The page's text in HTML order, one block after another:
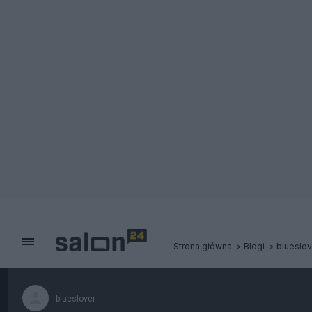
Strona główna Blogi
blueslover